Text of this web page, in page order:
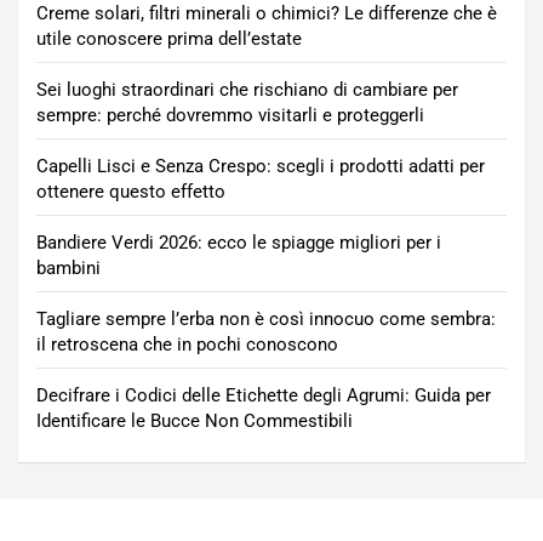
Creme solari, filtri minerali o chimici? Le differenze che è
utile conoscere prima dell’estate
Sei luoghi straordinari che rischiano di cambiare per
sempre: perché dovremmo visitarli e proteggerli
Capelli Lisci e Senza Crespo: scegli i prodotti adatti per
ottenere questo effetto
Bandiere Verdi 2026: ecco le spiagge migliori per i
bambini
Tagliare sempre l’erba non è così innocuo come sembra:
il retroscena che in pochi conoscono
Decifrare i Codici delle Etichette degli Agrumi: Guida per
Identificare le Bucce Non Commestibili